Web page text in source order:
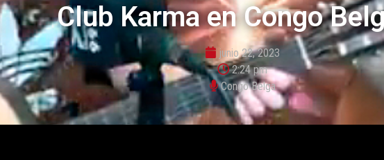
Club Karma en Congo
junio 22, 2023
2:24 pm
Congo Belga